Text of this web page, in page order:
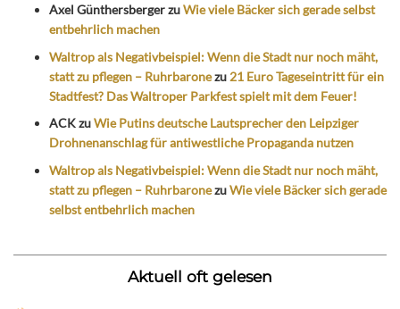
Axel GünthersbergerzuWie viele Bäcker sich gerade selbst
entbehrlich machen
Waltrop als Negativbeispiel: Wenn die Stadt nur noch mäht,
statt zu pflegen – Ruhrbaronezu 21 Euro Tageseintritt für ein
Stadtfest? Das Waltroper Parkfest spielt mit dem Feuer!
ACKzuWie Putins deutsche Lautsprecher den Leipziger
Drohnenanschlag für antiwestliche Propaganda nutzen
Waltrop als Negativbeispiel: Wenn die Stadt nur noch mäht,
statt zu pflegen – RuhrbaronezuWie viele Bäcker sich gerade
selbst entbehrlich machen
Aktuell oft gelesen